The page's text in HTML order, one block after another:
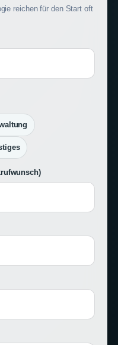
reichen für den Start oft